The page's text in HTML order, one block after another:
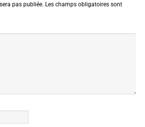
pas publiée. Les champs obligatoires sont